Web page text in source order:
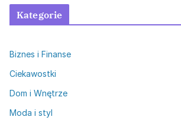
Kategorie
Biznes i Finanse
Ciekawostki
Dom i Wnętrze
Moda i styl